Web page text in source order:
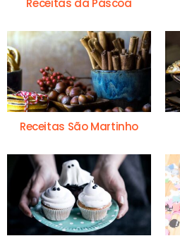
Receitas da Páscoa
Receitas São Martinho